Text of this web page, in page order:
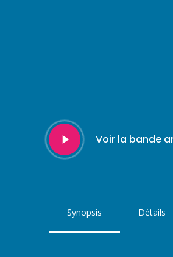
Play
Video
Voir la bande
Synopsis Détails